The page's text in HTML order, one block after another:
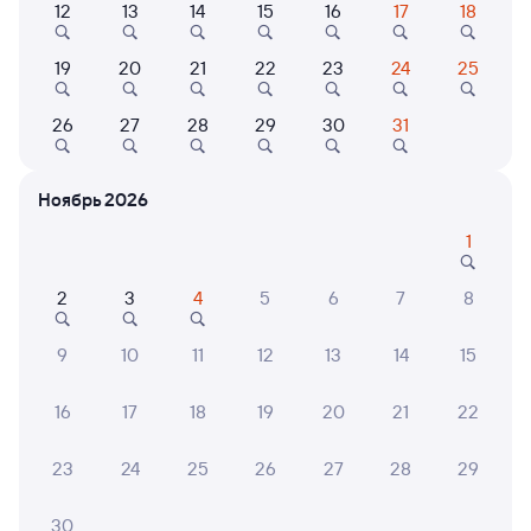
Найдём билет на поезд за вас
Даже если сейчас нет мест
Искать билеты
Отели в Алдане
Отель
12 13 14 15 16 17 18
19 20 21 22 23 24 25
26 27 28 29 30 31
Ноябрь 2026
1
2 3 4 5 6 7 8
9 10 11 12 13 14 15
16 17 18 19 20 21 22
23 24 25 26 27 28 29
30